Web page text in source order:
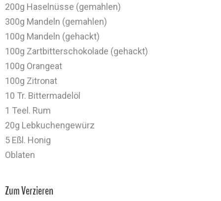
200g Haselnüsse (gemahlen)
300g Mandeln (gemahlen)
100g Mandeln (gehackt)
100g Zartbitterschokolade (gehackt)
100g Orangeat
100g Zitronat
10 Tr. Bittermadelöl
1 Teel. Rum
20g Lebkuchengewürz
5 Eßl. Honig
Oblaten
Zum Verzieren